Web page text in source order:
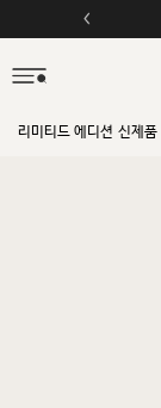
리미티드 에디션 신제품